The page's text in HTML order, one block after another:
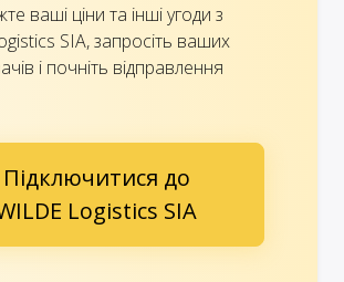
ваші ціни та інші угоди з
SIA, запросіть ваших
і почніть відправлення
Підключитися до
Logistics SIA